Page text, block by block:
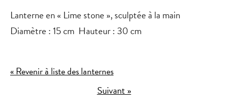
Lanterne en « Lime stone », sculptée à la main
Diamètre : 15 cm Hauteur : 30 cm
« Revenir à liste des lanternes
Suivant »